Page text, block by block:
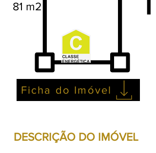
81 m2
Ficha do Imóvel
DESCRIÇÃO DO IMÓVEL